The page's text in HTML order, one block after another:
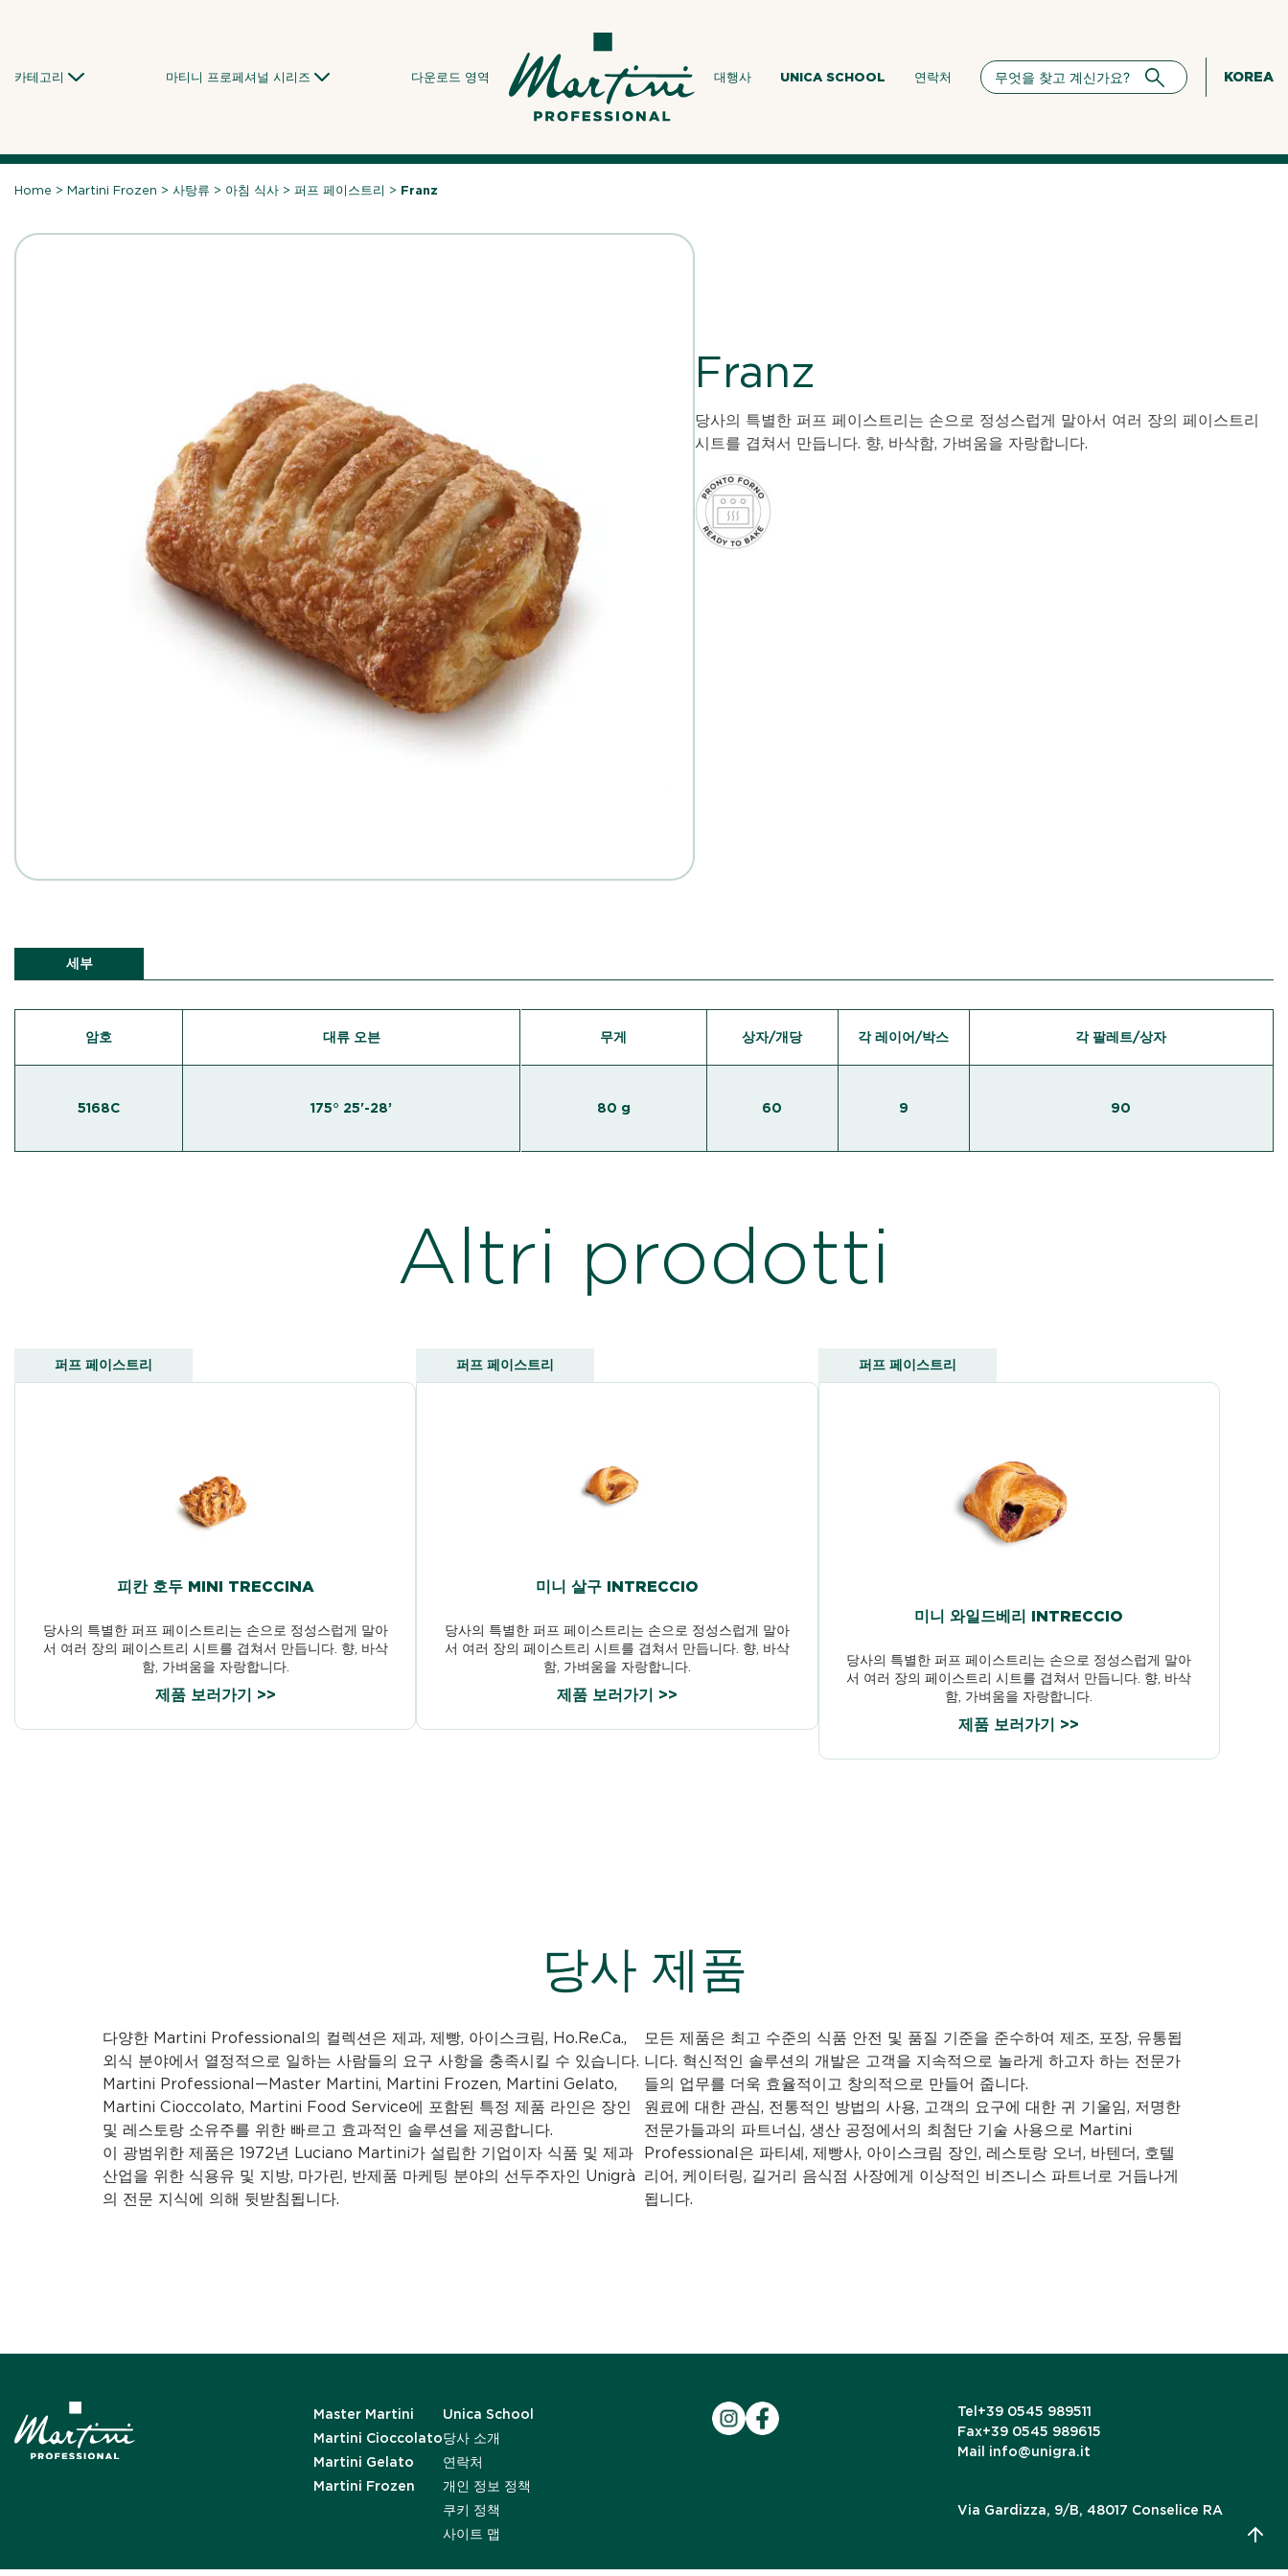
카테고리 마티니 프로페셔널 시리즈 다운로드 영역 대행사 UNICA SCHOOL 연락처 KOREA
Home >Martini Frozen >사탕류 > 아침 식사 >퍼프 페이스트리 > Franz
Franz
당사의 특별한 퍼프 페이스트리는 손으로 정성스럽게 말아서 여러 장의 페이스트리
시트를 겹쳐서 만듭니다. 향, 바삭함, 가벼움을 자랑합니다.
세부
암호 대류 오븐
5168C 175° 25'-28’
무게 상자/개당 각 레이어/박스 각 팔레트/상자
80 g 60 9 90
Altri prodotti
퍼프 페이스트리
피칸 호두 MINI TRECCINA
당사의 특별한 퍼프 페이스트리는 손으로 정성스럽게 말아
서 여러 장의 페이스트리 시트를 겹쳐서 만듭니다. 향, 바삭
함, 가벼움을 자랑합니다.
제품 보러가기 >>
퍼프 페이스트리
미니 살구 INTRECCIO
당사의 특별한 퍼프 페이스트리는 손으로 정성스럽게 말아
서 여러 장의 페이스트리 시트를 겹쳐서 만듭니다. 향, 바삭
함, 가벼움을 자랑합니다.
제품 보러가기 >>
퍼프 페이스트리
미니 와일드베리 INTRECCIO
당사의 특별한 퍼프 페이스트리는 손으로 정성스럽게 말아
서 여러 장의 페이스트리 시트를 겹쳐서 만듭니다. 향, 바삭
함, 가벼움을 자랑합니다.
제품 보러가기 >>
당사 제품
다양한 Martini Professional의 컬렉션은 제과, 제빵, 아이스크림, Ho.Re.Ca.,
외식 분야에서 열정적으로 일하는 사람들의 요구 사항을 충족시킬 수 있습니다.
Martini Professional—Master Martini, Martini Frozen, Martini Gelato,
Martini Cioccolato, Martini Food Service에 포함된 특정 제품 라인은 장인
및 레스토랑 소유주를 위한 빠르고 효과적인 솔루션을 제공합니다.
이 광범위한 제품은 1972년 Luciano Martini가 설립한 기업이자 식품 및 제과
산업을 위한 식용유 및 지방, 마가린, 반제품 마케팅 분야의 선두주자인 Unigrà
의 전문 지식에 의해 뒷받침됩니다.
모든 제품은 최고 수준의 식품 안전 및 품질 기준을 준수하여 제조, 포장, 유통됩
니다. 혁신적인 솔루션의 개발은 고객을 지속적으로 놀라게 하고자 하는 전문가
들의 업무를 더욱 효율적이고 창의적으로 만들어 줍니다.
원료에 대한 관심, 전통적인 방법의 사용, 고객의 요구에 대한 귀 기울임, 저명한
전문가들과의 파트너십, 생산 공정에서의 최첨단 기술 사용으로 Martini
Professional은 파티셰, 제빵사, 아이스크림 장인, 레스토랑 오너, 바텐더, 호텔
리어, 케이터링, 길거리 음식점 사장에게 이상적인 비즈니스 파트너로 거듭나게
됩니다.
Master Martini
Martini Cioccolato
Martini Gelato
Martini Frozen
Unica School
당사 소개
연락처
개인 정보 정책
쿠키 정책
사이트 맵
Tel +39 0545 989511
Fax+39 0545 989615
Mail info@unigra.it
Via Gardizza, 9/B, 48017 Conselice RA